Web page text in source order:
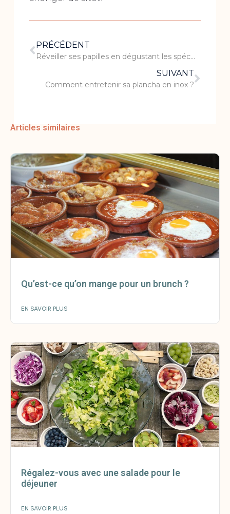
PRÉCÉDENT
Réveiller ses papilles en dégustant les spécialités du Sri Lanka
SUIVANT
Comment entretenir sa plancha en inox ?
Articles similaires
Qu’est-ce qu’on mange pour un brunch ?
EN SAVOIR PLUS
Régalez-vous avec une salade pour le
déjeuner
EN SAVOIR PLUS